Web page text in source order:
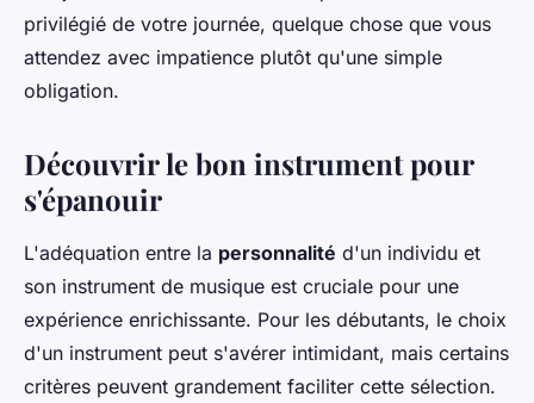
privilégié de votre journée, quelque chose que vous
attendez avec impatience plutôt qu'une simple
obligation.
Découvrir le bon instrument pour
s'épanouir
L'adéquation entre la personnalité d'un individu et
son instrument de musique est cruciale pour une
expérience enrichissante. Pour les débutants, le choix
d'un instrument peut s'avérer intimidant, mais certains
critères peuvent grandement faciliter cette sélection.